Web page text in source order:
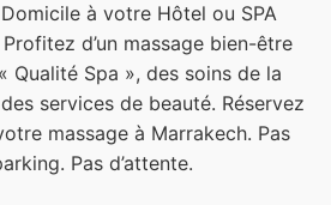
à votre Hôtel ou SPA
d’un massage bien-être
Qualité Spa », des soins de la
services de beauté. Réservez
massage à Marrakech. Pas
Pas d’attente.